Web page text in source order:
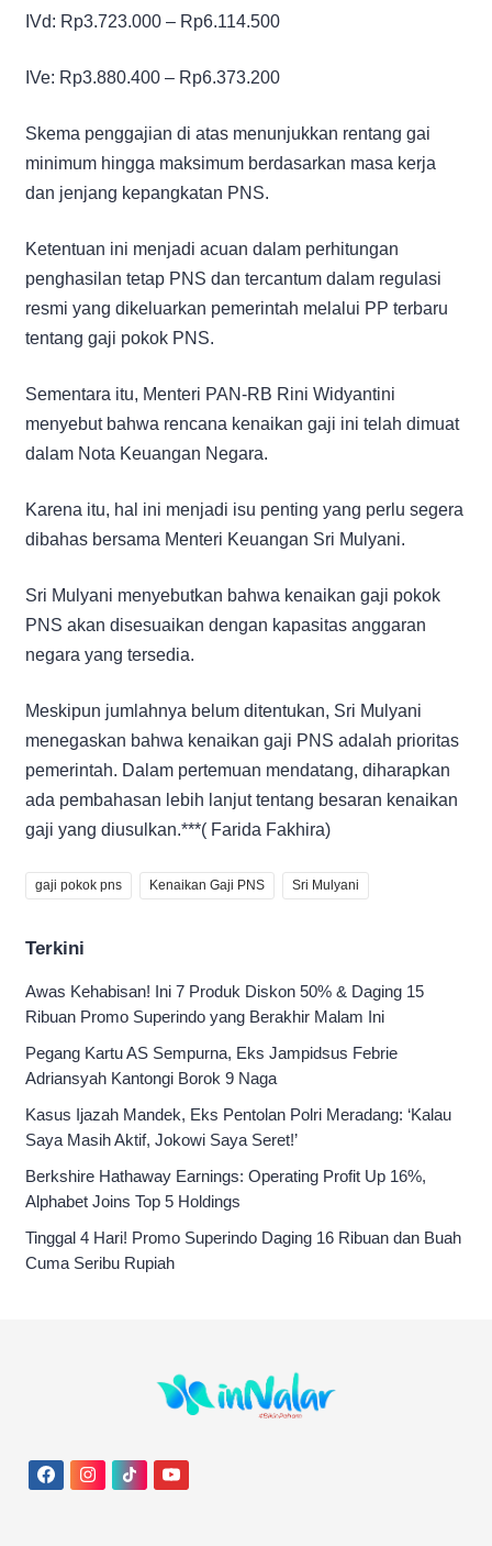
IVd: Rp3.723.000 – Rp6.114.500
IVe: Rp3.880.400 – Rp6.373.200
Skema penggajian di atas menunjukkan rentang gai
minimum hingga maksimum berdasarkan masa kerja
dan jenjang kepangkatan PNS.
Ketentuan ini menjadi acuan dalam perhitungan
penghasilan tetap PNS dan tercantum dalam regulasi
resmi yang dikeluarkan pemerintah melalui PP terbaru
tentang gaji pokok PNS.
Sementara itu, Menteri PAN-RB Rini Widyantini
menyebut bahwa rencana kenaikan gaji ini telah dimuat
dalam Nota Keuangan Negara.
Karena itu, hal ini menjadi isu penting yang perlu segera
dibahas bersama Menteri Keuangan Sri Mulyani.
Sri Mulyani menyebutkan bahwa kenaikan gaji pokok
PNS akan disesuaikan dengan kapasitas anggaran
negara yang tersedia.
Meskipun jumlahnya belum ditentukan, Sri Mulyani
menegaskan bahwa kenaikan gaji PNS adalah prioritas
pemerintah. Dalam pertemuan mendatang, diharapkan
ada pembahasan lebih lanjut tentang besaran kenaikan
gaji yang diusulkan.***( Farida Fakhira)
gaji pokok pns Kenaikan Gaji PNS Sri Mulyani
Terkini
Awas Kehabisan! Ini 7 Produk Diskon 50% & Daging 15
Ribuan Promo Superindo yang Berakhir Malam Ini
Pegang Kartu AS Sempurna, Eks Jampidsus Febrie
Adriansyah Kantongi Borok 9 Naga
Kasus Ijazah Mandek, Eks Pentolan Polri Meradang: ‘Kalau
Saya Masih Aktif, Jokowi Saya Seret!’
Berkshire Hathaway Earnings: Operating Profit Up 16%,
Alphabet Joins Top 5 Holdings
Tinggal 4 Hari! Promo Superindo Daging 16 Ribuan dan Buah
Cuma Seribu Rupiah